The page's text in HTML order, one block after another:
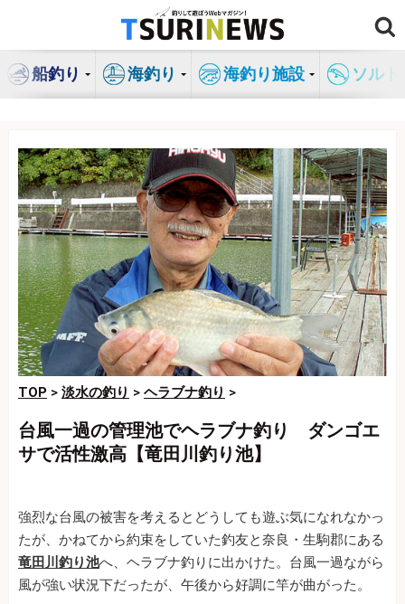
ン
船釣り 海釣り 海釣り施設 ソル
TOP > 淡水の釣り > ヘラブナ釣り >
台風一過の管理池でヘラブナ釣り ダンゴエ
サで活性激高【竜田川釣り池】
強烈な台風の被害を考えるとどうしても遊ぶ気になれなかっ
たが、かねてから約束をしていた釣友と奈良・生駒郡にある
竜田川釣り池へ、ヘラブナ釣りに出かけた。台風一過ながら
風が強い状況下だったが、午後から好調に竿が曲がった。